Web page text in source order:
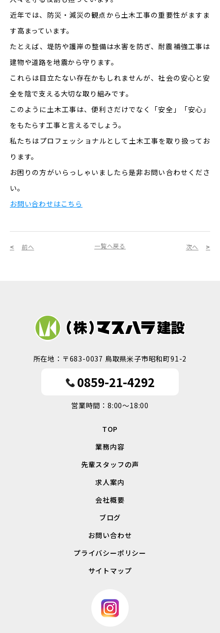
近年では、防災・減災の観点から土木工事の重要性がますま
す高まっています。
たとえば、堤防や護岸の整備は水害を防ぎ、耐震補強工事は
建物や道路を地震から守ります。
これらは目立たない存在かもしれませんが、社会の安心と安
全を陰で支える大切な取り組みです。
このように土木工事は、便利さだけでなく「安全」「安心」
をもたらす工事と言えるでしょう。
私たちはプロフェッショナルとして土木工事を取り扱ってお
ります。
お困りの方がいらっしゃいましたら是非お問い合わせくださ
い。
お問い合わせはこちら
前へ 一覧へ戻る 次へ
所在地：〒683-0037 鳥取県米子市昭和町91-2
0859-21-4292
営業時間：8:00～18:00
TOP
業務内容
先輩スタッフの声
求人案内
会社概要
ブログ
お問い合わせ
プライバシーポリシー
サイトマップ